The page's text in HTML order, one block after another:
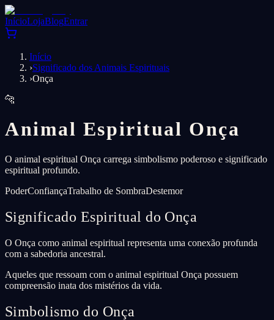
InícioLojaBlogEntrar
Início
›Significado dos Animais Espirituais
›Onça
🐆
Animal Espiritual Onça
O animal espiritual Onça carrega simbolismo poderoso e significado
espiritual profundo.
PoderConfiançaTrabalho de SombraDestemor
Significado Espiritual do Onça
O Onça como animal espiritual representa uma conexão profunda
com a sabedoria ancestral.
Aqueles que ressoam com o animal espiritual Onça possuem
compreensão inata dos mistérios da vida.
Simbolismo do Onça